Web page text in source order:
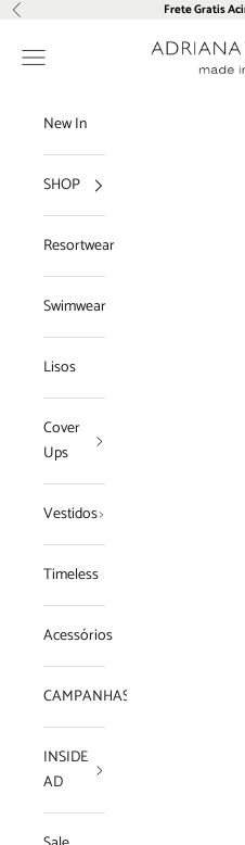
Pular para o conteúdo
Anterior Frete Gratis
Adriana
Menu
New In
SHOP
Resortwear
Swimwear
Lisos
Cover
Ups
Vestidos
Timeless
Acessórios
CAMPANHAS
INSIDE
AD